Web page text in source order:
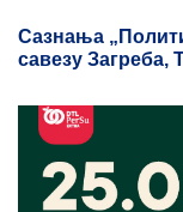
Сазнања
савезу Загреба,